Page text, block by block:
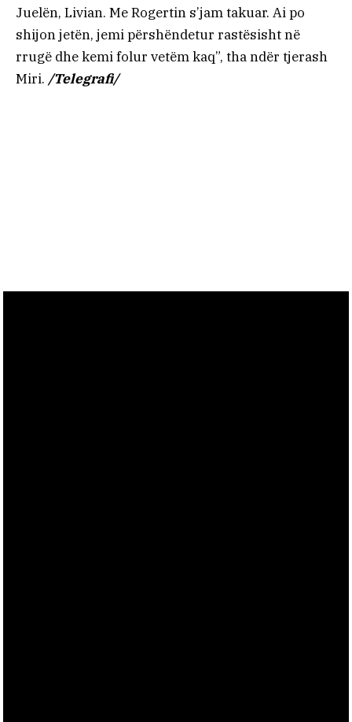
Juelën, Livian. Me Rogertin s’jam takuar. Ai po
shijon jetën, jemi përshëndetur rastësisht në
rrugë dhe kemi folur vetëm kaq”, tha ndër tjerash
Miri. /Telegrafi/